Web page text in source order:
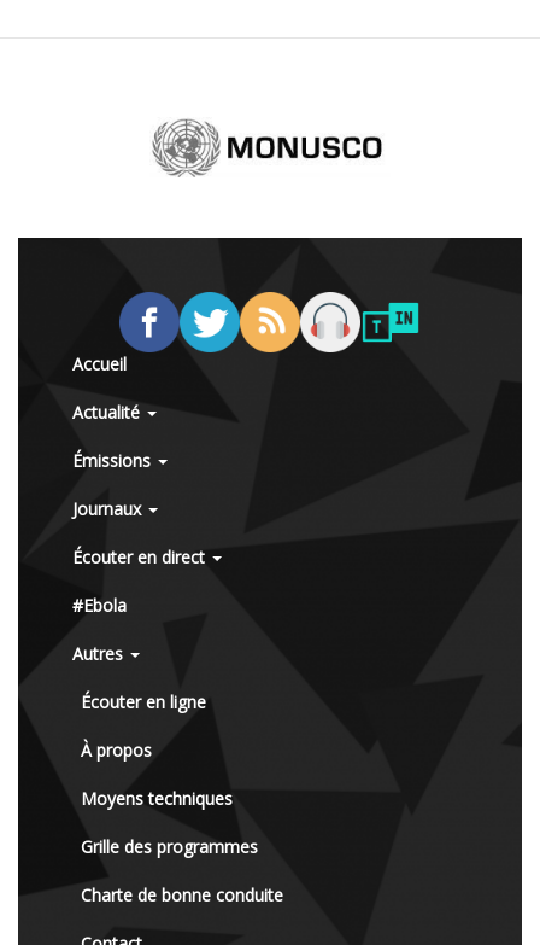
Accueil
Actualité
Émissions
Journaux
Écouter en direct
#Ebola
Autres
Écouter en ligne
À propos
Moyens techniques
Grille des programmes
Charte de bonne conduite